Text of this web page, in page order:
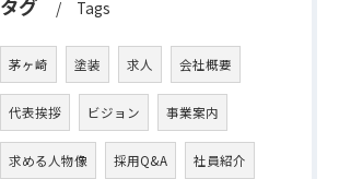
タグ Tags
茅ヶ崎 塗装 求人 会社概要
代表挨拶 ビジョン 事業案内
求める人物像 採用Q&A 社員紹介